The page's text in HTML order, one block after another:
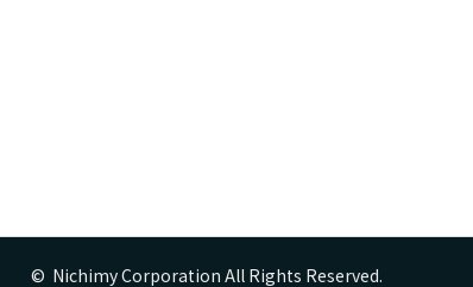
©  Nichimy Corporation All Rights Reserved.